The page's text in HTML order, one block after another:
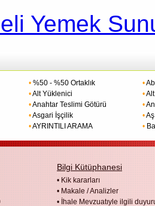
Yemek
• %50 - %50 Ortaklık •
•Alt Yüklenici •
•Anahtar Teslimi Götürü •
•Asgari İşçilik •
•AYRINTILI ARAMA •
Bilgi Kütüphanesi
•Kik kararları
•Makale / Analizler
•İhale Mevzuatıyle ilgili